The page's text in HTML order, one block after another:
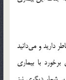
دارید و می‌دانید
با بیماری